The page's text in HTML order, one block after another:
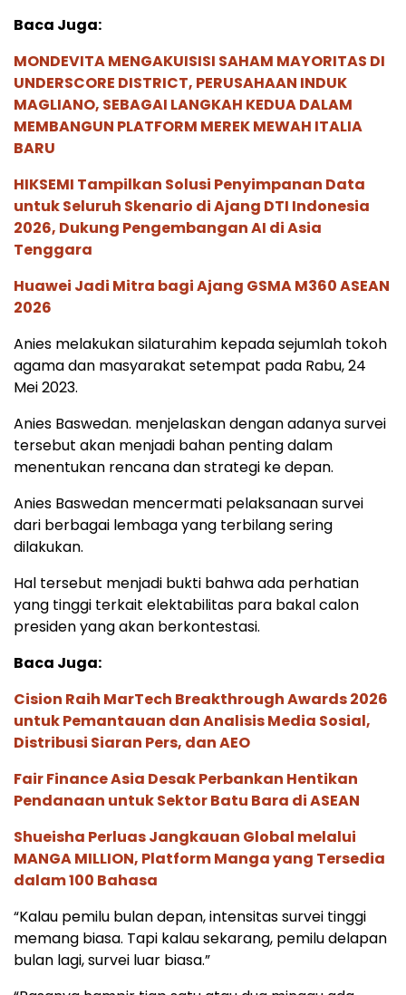
Baca Juga:
MONDEVITA MENGAKUISISI SAHAM MAYORITAS DI
UNDERSCORE DISTRICT, PERUSAHAAN INDUK
MAGLIANO, SEBAGAI LANGKAH KEDUA DALAM
MEMBANGUN PLATFORM MEREK MEWAH ITALIA
BARU
HIKSEMI Tampilkan Solusi Penyimpanan Data
untuk Seluruh Skenario di Ajang DTI Indonesia
2026, Dukung Pengembangan AI di Asia
Tenggara
Huawei Jadi Mitra bagi Ajang GSMA M360 ASEAN
2026
Anies melakukan silaturahim kepada sejumlah tokoh
agama dan masyarakat setempat pada Rabu, 24
Mei 2023.
Anies Baswedan. menjelaskan dengan adanya survei
tersebut akan menjadi bahan penting dalam
menentukan rencana dan strategi ke depan.
Anies Baswedan mencermati pelaksanaan survei
dari berbagai lembaga yang terbilang sering
dilakukan.
Hal tersebut menjadi bukti bahwa ada perhatian
yang tinggi terkait elektabilitas para bakal calon
presiden yang akan berkontestasi.
Baca Juga:
Cision Raih MarTech Breakthrough Awards 2026
untuk Pemantauan dan Analisis Media Sosial,
Distribusi Siaran Pers, dan AEO
Fair Finance Asia Desak Perbankan Hentikan
Pendanaan untuk Sektor Batu Bara di ASEAN
Shueisha Perluas Jangkauan Global melalui
MANGA MILLION, Platform Manga yang Tersedia
dalam 100 Bahasa
“Kalau pemilu bulan depan, intensitas survei tinggi
memang biasa. Tapi kalau sekarang, pemilu delapan
bulan lagi, survei luar biasa.”